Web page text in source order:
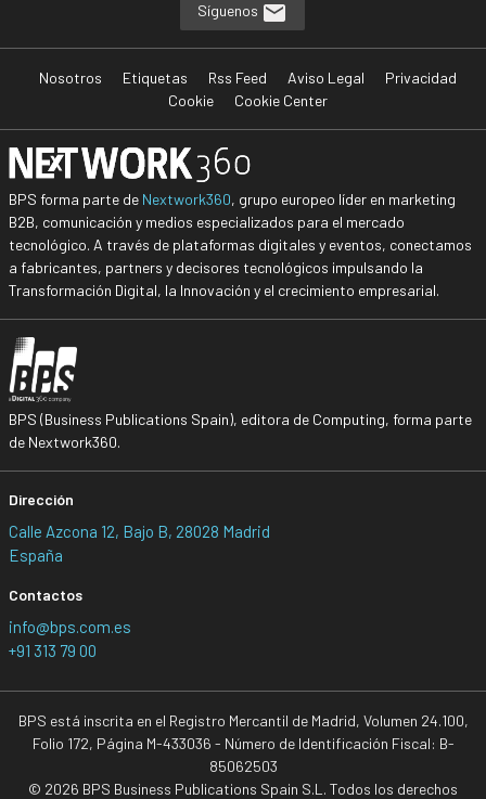
Síguenos
Nosotros Etiquetas Rss Feed Aviso Legal
Privacidad
Cookie
Cookie Center
BPS forma parte de Nextwork360, grupo europeo líder en marketing
B2B, comunicación y medios especializados para el mercado
tecnológico. A través de plataformas digitales y eventos, conectamos
a fabricantes, partners y decisores tecnológicos impulsando la
Transformación Digital, la Innovación y el crecimiento empresarial.
BPS (Business Publications Spain), editora de Computing, forma parte
de Nextwork360.
Dirección
Calle Azcona 12, Bajo B, 28028 Madrid
España
Contactos
info@bps.com.es
+91 313 79 00
BPS está inscrita en el Registro Mercantil de Madrid, Volumen 24.100,
Folio 172, Página M-433036 - Número de Identificación Fiscal: B-
85062503
© 2026 BPS Business Publications Spain S.L. Todos los derechos